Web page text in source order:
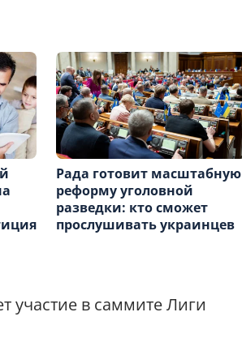
Рада готовит масштабную
реформу уголовной
разведки: кто сможет
прослушивать украинцев
участие в саммите Лиги